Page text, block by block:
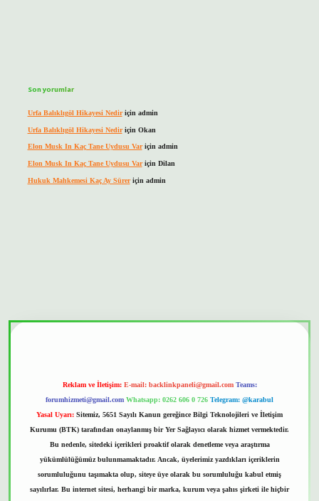
Son yorumlar
Urfa Balıklıgöl Hikayesi Nediriçin admin
Urfa Balıklıgöl Hikayesi Nediriçin Okan
Elon Musk In Kaç Tane Uydusu Variçin admin
Elon Musk In Kaç Tane Uydusu Variçin Dilan
Hukuk Mahkemesi Kaç Ay Süreriçin admin
Reklam ve İletişim: E-mail: backlinkpaneli@gmail.com Teams:
forumhizmeti@gmail.com Whatsapp: 0262 606 0 726 Telegram: @karabul
Yasal Uyarı: Sitemiz, 5651 Sayılı Kanun gereğince Bilgi Teknolojileri ve İletişim
Kurumu (BTK) tarafından onaylanmış bir Yer Sağlayıcı olarak hizmet vermektedir.
Bu nedenle, sitedeki içerikleri proaktif olarak denetleme veya araştırma
yükümlülüğümüz bulunmamaktadır. Ancak, üyelerimiz yazdıkları içeriklerin
sorumluluğunu taşımakta olup, siteye üye olarak bu sorumluluğu kabul etmiş
sayılırlar. Bu internet sitesi, herhangi bir marka, kurum veya şahıs şirketi ile hiçbir